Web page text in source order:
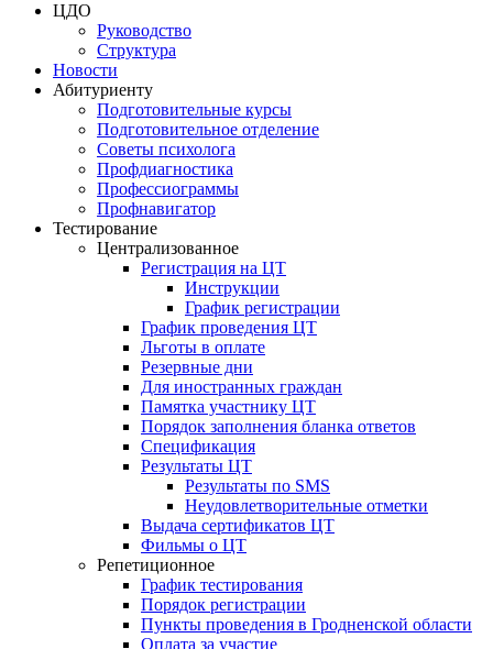
ЦДО
Руководство
Структура
Новости
Абитуриенту
Подготовительные курсы
Подготовительное отделение
Советы психолога
Профдиагностика
Профессиограммы
Профнавигатор
Тестирование
Централизованное
Регистрация на ЦТ
Инструкции
График регистрации
График проведения ЦТ
Льготы в оплате
Резервные дни
Для иностранных граждан
Памятка участнику ЦТ
Порядок заполнения бланка ответов
Спецификация
Результаты ЦТ
Результаты по SMS
Неудовлетворительные отметки
Выдача сертификатов ЦТ
Фильмы о ЦТ
Репетиционное
График тестирования
Порядок регистрации
Пункты проведения в Гродненской области
Оплата за участие